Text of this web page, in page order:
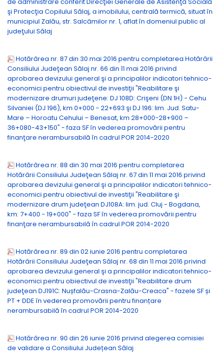
şi Protecţia Copilului Sălaj, a imobilului, centrală termică, situat în
municipiul Zalău, str. Salcâmilor nr. 1, aflat în domeniul public al
judeţului Sălaj
Hotărârea nr. 87 din 30 mai 2016 pentru completarea Hotărârii
Consiliului Judeţean Sălaj nr. 66 din 11 mai 2016 privind
aprobarea devizului general şi a principalilor indicatori tehnico-
economici pentru obiectivul de investiţii "Reabilitare şi
modernizare drumuri judeţene: DJ 108D: Crişeni (DN 1H) - Cehu
Silvaniei (DJ 196), km 0+000 - 22+693 şi DJ 196: lim. Jud. Satu-
Mare – Horoatu Cehului – Benesat, km 28+000-28+900 –
36+080-43+150" - faza SF în vederea promovării pentru
finanţare nerambursabilă în cadrul POR 2014-2020
Hotărârea nr. 88 din 30 mai 2016 pentru completarea
Hotărârii Consiliului Judeţean Sălaj nr. 67 din 11 mai 2016 privind
aprobarea devizului general şi a principalilor indicatori tehnico-
economici pentru obiectivul de investiţii "Reabilitare şi
modernizare drum judeţean DJ108A: lim. jud. Cluj - Bogdana,
km: 7+400 - 19+000" - faza SF în vederea promovării pentru
finanţare nerambursabilă în cadrul POR 2014-2020
Hotărârea nr. 89 din 02 iunie 2016 pentru completarea
Hotărârii Consiliului Judeţean Sălaj nr. 68 din 11 mai 2016 privind
aprobarea devizului general şi a principalilor indicatori tehnico-
economici pentru obiectivul de investiţii "Reabilitare drum
judeţean DJ191C: Nușfalău-Crasna-Zalău-Creaca" - fazele SF și
PT + DDE în vederea promovării pentru finanțare
nerambursabilă în cadrul POR 2014-2020
Hotărârea nr. 90 din 26 iunie 2016 privind alegerea comisiei
de validare a Consiliului Județean Sălaj